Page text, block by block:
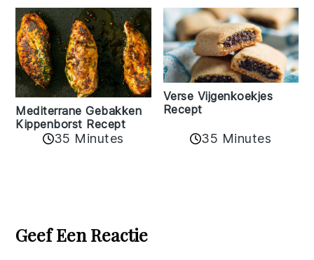
Mediterrane Gebakken
Kippenborst Recept
35 Minutes
Verse Vijgenkoekjes
Recept
35 Minutes
Interactions
Geef Een Reactie